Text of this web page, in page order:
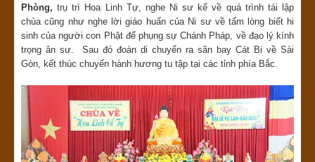
Phòng, trụ trì Hoa Linh Tự, nghe Ni sư kể về quá trình tái lập
chùa cũng như nghe lời giáo huấn của Ni sư về tấm lòng biết hi
sinh của người con Phật để phụng sự Chánh Pháp, về đạo lý kính
trọng ân sư. Sau đó đoàn di chuyển ra sân bay Cát Bi về Sài
Gòn, kết thúc chuyến hành hương tu tập tại các tỉnh phía Bắc.